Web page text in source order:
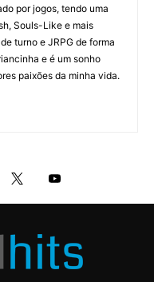
por jogos, tendo uma
Souls-Like e mais
turno e JRPG de forma
e é um sonho
paixões da minha vida.